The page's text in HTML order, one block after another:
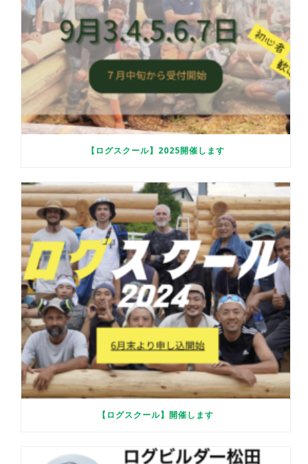
【ログスクール】2025開催します
【ログスクール】開催します